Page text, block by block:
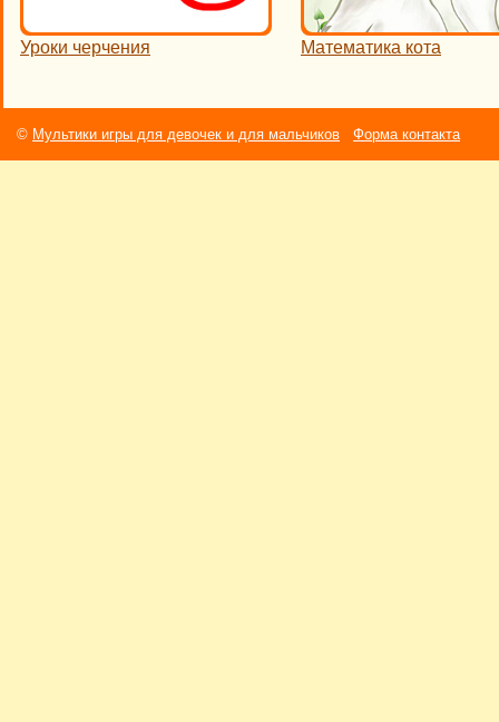
Уроки черчения Математика кота
© Мультики игры для девочек и для мальчиков Форма контакта